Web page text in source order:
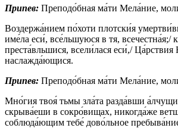
Припев: Преподо́бная ма́ти Мела́ние,
Воздержа́нием по́хоти плотски́я
име́ла еси́, все́льшуюся в тя, всечестна́я;/
преста́вльшися, всели́лася еси́,/ Ца́рствия
наслажда́ющися.
Припев: Преподо́бная ма́ти Мела́ние,
Мно́гия твоя́ тьмы зла́та разда́вши
скрыва́еши в сокро́вищах, никогда́же
соблюда́ющим тебе́ дово́льное